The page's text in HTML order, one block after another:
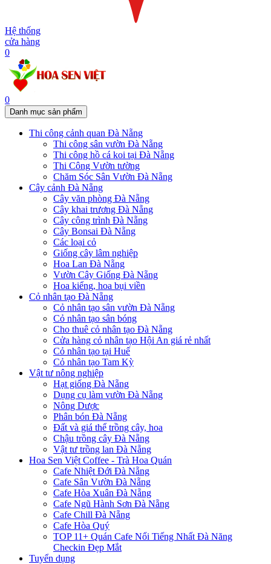
Hệ thống
cửa hàng
0
0
Danh mục sản phẩm
Thi công cảnh quan Đà Nẵng
Thi công sân vườn Đà Nẵng
Thi công hồ cá koi tại Đà Nẵng
Thi Công Vườn tường
Chăm Sóc Sân Vườn Đà Nẵng
Cây cảnh Đà Nẵng
Cây văn phòng Đà Nẵng
Cây khai trương Đà Nẵng
Cây công trình Đà Nẵng
Cây Bonsai Đà Nẵng
Các loại cỏ
Giống cây lâm nghiệp
Hoa Lan Đà Nẵng
Vườn Cây Giống Đà Nẵng
Hoa kiểng, hoa bụi viền
Cỏ nhân tạo Đà Nẵng
Cỏ nhân tạo sân vườn Đà Nẵng
Cỏ nhân tạo sân bóng
Cho thuê cỏ nhân tạo Đà Nẵng
Cửa hàng cỏ nhân tạo Hội An giá rẻ nhất
Cỏ nhân tạo tại Huế
Cỏ nhân tạo Tam Kỳ
Vật tư nông nghiệp
Hạt giống Đà Nẵng
Dụng cụ làm vườn Đà Nẵng
Nông Dược
Phân bón Đà Nẵng
Đất và giá thể trồng cây, hoa
Chậu trồng cây Đà Nẵng
Vật tư trồng lan Đà Nẵng
Hoa Sen Việt Coffee - Trà Hoa Quán
Cafe Nhiệt Đới Đà Nẵng
Cafe Sân Vườn Đà Nẵng
Cafe Hòa Xuân Đà Nẵng
Cafe Ngũ Hành Sơn Đà Nẵng
Cafe Chill Đà Nẵng
Cafe Hòa Quý
TOP 11+ Quán Cafe Nổi Tiếng Nhất Đà Năng
Checkin Đẹp Mắt
Tuyển dụng